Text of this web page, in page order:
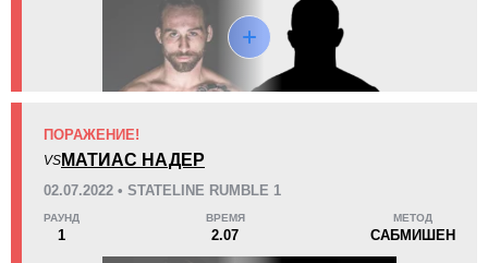
ПОРАЖЕНИЕ!
VS МАТИАС НАДЕР
02.07.2022 • STATELINE RUMBLE 1
РАУНД
1
ВРЕМЯ
2.07
МЕТОД
САБМИШЕН